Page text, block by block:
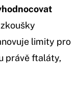
limity pro
právě ftaláty,